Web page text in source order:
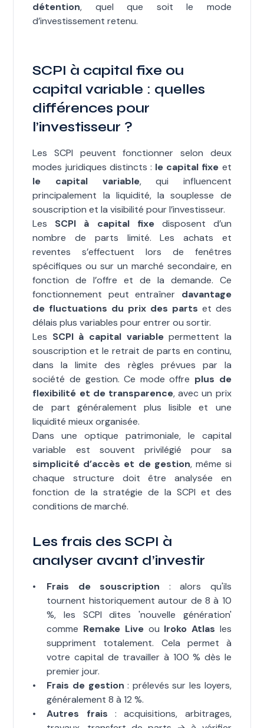
détention, quel que soit le mode
d’investissement retenu.
SCPI à capital fixe ou
capital variable : quelles
différences pour
l’investisseur ?
Les SCPI peuvent fonctionner selon deux
modes juridiques distincts : le capital fixe et
le capital variable, qui influencent
principalement la liquidité, la souplesse de
souscription et la visibilité pour l’investisseur.
Les SCPI à capital fixedisposent d’un
nombre de parts limité. Les achats et
reventes s’effectuent lors de fenêtres
spécifiques ou sur un marché secondaire, en
fonction de l’offre et de la demande. Ce
fonctionnement peut entraîner davantage
de fluctuations du prix des parts et des
délais plus variables pour entrer ou sortir.
Les SCPI à capital variablepermettent la
souscription et le retrait de parts en continu,
dans la limite des règles prévues par la
société de gestion. Ce mode offre plus de
flexibilité et de transparence, avec un prix
de part généralement plus lisible et une
liquidité mieux organisée.
Dans une optique patrimoniale, le capital
variable est souvent privilégié pour sa
simplicité d’accès et de gestion, même si
chaque structure doit être analysée en
fonction de la stratégie de la SCPI et des
conditions de marché.
Les frais des SCPI à
analyser avant d’investir
Frais de souscription : alors qu'ils
tournent historiquement autour de 8 à 10
%, les SCPI dites 'nouvelle génération'
comme Remake Liveou Iroko Atlas les
suppriment totalement. Cela permet à
votre capital de travailler à 100 % dès le
premier jour.
Frais de gestion : prélevés sur les loyers,
généralement 8 à 12 %.
Autres frais : acquisitions, arbitrages,